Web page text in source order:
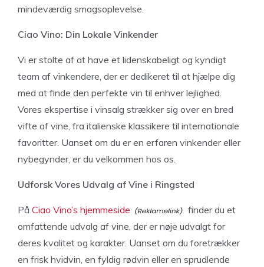
mindeværdig smagsoplevelse.
Ciao Vino: Din Lokale Vinkender
Vi er stolte af at have et lidenskabeligt og kyndigt
team af vinkendere, der er dedikeret til at hjælpe dig
med at finde den perfekte vin til enhver lejlighed.
Vores ekspertise i vinsalg strækker sig over en bred
vifte af vine, fra italienske klassikere til internationale
favoritter. Uanset om du er en erfaren vinkender eller
nybegynder, er du velkommen hos os.
Udforsk Vores Udvalg af Vine i Ringsted
På Ciao Vino’s hjemmeside
finder du et
omfattende udvalg af vine, der er nøje udvalgt for
deres kvalitet og karakter. Uanset om du foretrækker
en frisk hvidvin, en fyldig rødvin eller en sprudlende